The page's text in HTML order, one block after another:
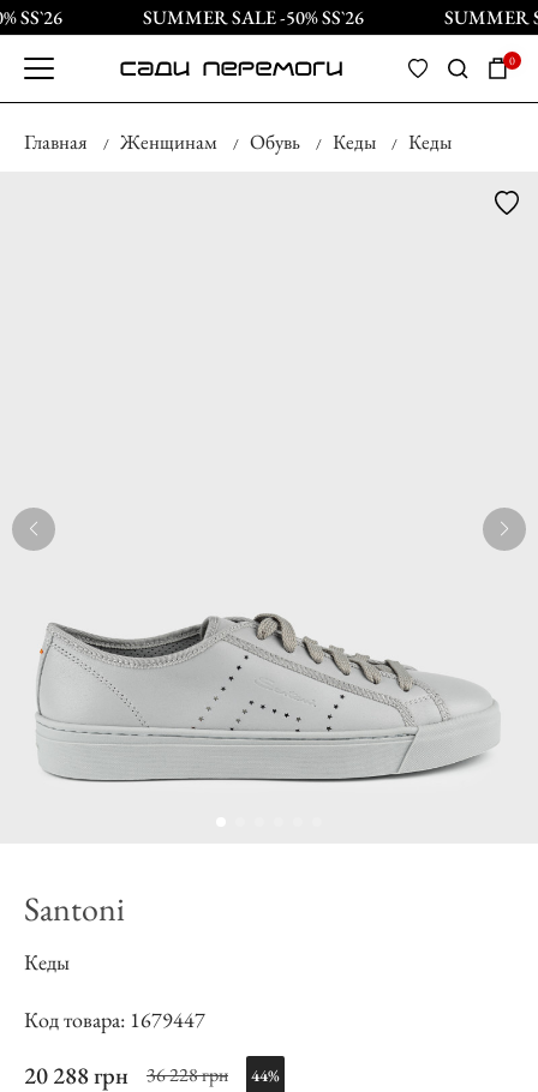
SS`26 SUMMER SALE -50% SS`26 SUMMER
0
Главная Женщинам Обувь Кеды Кеды
Santoni
Кеды
Код товара: 1679447
20 288 грн 36 228 грн 44%